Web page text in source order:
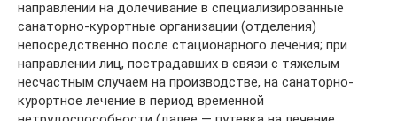
направлении на долечивание в специализированные
санаторно-курортные организации (отделения)
непосредственно после стационарного лечения; при
направлении лиц, пострадавших в связи с тяжелым
несчастным случаем на производстве, на санаторно-
курортное лечение в период временной